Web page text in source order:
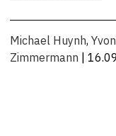
Michael Huynh,
Zimmermann |